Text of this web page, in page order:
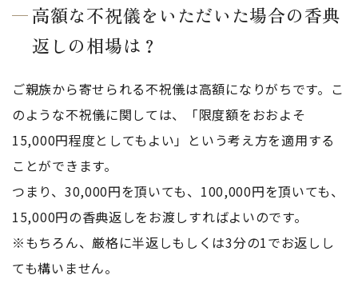
高額な不祝儀をいただいた場合の香典
返しの相場は？
ご親族から寄せられる不祝儀は高額になりがちです。こ
のような不祝儀に関しては、「限度額をおおよそ
15,000円程度としてもよい」という考え方を適用する
ことができます。
つまり、30,000円を頂いても、100,000円を頂いても、
15,000円の香典返しをお渡しすればよいのです。
※もちろん、厳格に半返しもしくは3分の1でお返しし
ても構いません。